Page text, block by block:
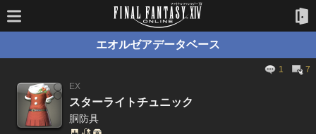
エオルゼアデータベース
1
7
EX
スターライトチュニック
胴防具